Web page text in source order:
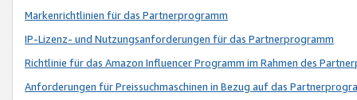
Markenrichtlinien für das Partnerprogramm
IP-Lizenz- und Nutzungsanforderungen für das Partnerprogramm
Richtlinie für das Amazon Influencer Programm im Rahmen des
Anforderungen für Preissuchmaschinen in Bezug auf das